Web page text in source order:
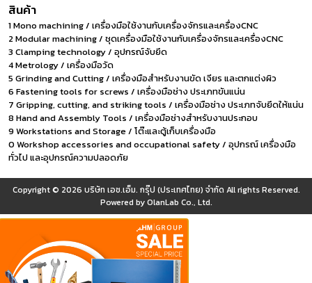
สินค้า
1 Mono machining / เครื่องมือใช้งานกับเครื่องจักรและเครื่องCNC
2 Modular machining / ชุดเครื่องมือใช้งานกับเครื่องจักรและเครื่องCNC
3 Clamping technology / อุปกรณ์จับยึด
4 Metrology / เครื่องมือวัด
5 Grinding and Cutting / เครื่องมือสำหรับงานขัด เจียร และตกแต่งผิว
6 Fastening tools for screws / เครื่องมือช่าง ประเภทขันแน่น
7 Gripping, cutting, and striking tools / เครื่องมือช่าง ประเภทจับยึดให้แน่น
8 Hand and Assembly Tools / เครื่องมือช่างสำหรับงานประกอบ
9 Workstations and Storage / โต๊ะและตู้เก็บเครื่องมือ
0 Workshop accessories and occupational safety / อุปกรณ์ เครื่องมือ
ทั่วไป และอุปกรณ์ความปลอดภัย
Copyright © 2026 บริษัท เอช.เอ็ม. กรุ๊ป (ประเทศไทย) จำกัด All rights Reserved.
Powered byOlanLab Co., Ltd.